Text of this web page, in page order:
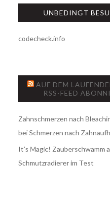
UNBEDINGT
codecheck.info
AUF DEM
RSS-FEED
Zahnschmerzen nach
bei Schmerzen nach
It’s Magic! Zauberschwamm
Schmutzradierer im Test